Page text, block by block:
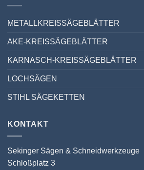
METALLKREISSÄGEBLÄTTER
AKE-KREISSÄGEBLÄTTER
KARNASCH-KREISSÄGEBLÄTTER
LOCHSÄGEN
STIHL SÄGEKETTEN
KONTAKT
Sekinger Sägen & Schneidwerkzeuge
Schloßplatz 3